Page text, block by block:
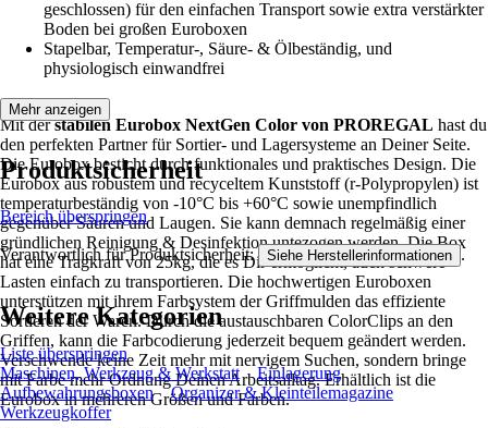
geschlossen) für den einfachen Transport sowie extra verstärkter
Boden bei großen Euroboxen
Stapelbar, Temperatur-, Säure- & Ölbeständig, und
physiologisch einwandfrei
Mit derstabilen Eurobox NextGen Color von PROREGAL hast du
den perfekten Partner für Sortier- und Lagersysteme an Deiner Seite.
Die Eurobox besticht durch funktionales und praktisches Design. Die
Eurobox aus robustem und recyceltem Kunststoff (r-Polypropylen) ist
temperaturbeständig von -10°C bis +60°C sowie unempfindlich
gegenüber Säuren und Laugen. Sie kann demnach regelmäßig einer
gründlichen Reinigung & Desinfektion untezogen werden. Die Box
hat eine Tragkraft von 25kg, die es Dir ermöglicht, auch schwere
Lasten einfach zu transportieren. Die hochwertigen Euroboxen
unterstützen mit ihrem Farbsystem der Griffmulden das effiziente
Sortieren der Waren. Durch die austauschbaren ColorClips an den
Griffen, kann die Farbcodierung jederzeit bequem geändert werden.
Verschwende keine Zeit mehr mit nervigem Suchen, sondern bringe
mit Farbe mehr Ordnung Deinen Arbeitsalltag. Erhältlich ist die
Eurobox in mehreren Größen und Farben.
Mehr anzeigen
Produktsicherheit
Bereich überspringen
Verantwortlich für Produktsicherheit: Siehe Herstellerinformationen .
Weitere Kategorien
Liste überspringen
Maschinen, Werkzeug & Werkstatt
Einlagerung
Aufbewahrungsboxen
Organizer & Kleinteilemagazine
Werkzeugkoffer